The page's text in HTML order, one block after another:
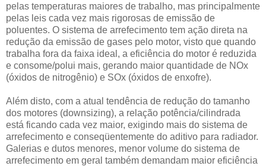
pelas temperaturas maiores de trabalho, mas principalmente
pelas leis cada vez mais rigorosas de emissão de
poluentes. O sistema de arrefecimento tem ação direta na
redução da emissão de gases pelo motor, visto que quando
trabalha fora da faixa ideal, a eficiência do motor é reduzida
e consome/polui mais, gerando maior quantidade de NOx
(óxidos de nitrogênio) e SOx (óxidos de enxofre).
Além disto, com a atual tendência de redução do tamanho
dos motores (downsizing), a relação potência/cilindrada
está ficando cada vez maior, exigindo mais do sistema de
arrefecimento e conseqüentemente do aditivo para radiador.
Galerias e dutos menores, menor volume do sistema de
arrefecimento em geral também demandam maior eficiência